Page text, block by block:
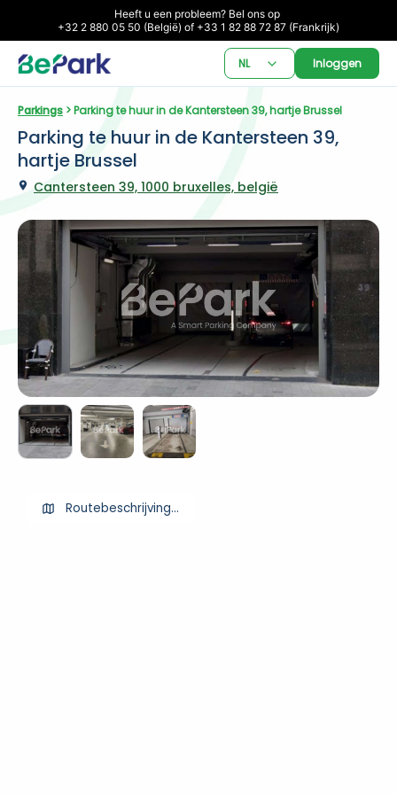
Heeft u een probleem? Bel ons op
+32 2 880 05 50 (België) of +33 1 82 88 72 87 (Frankrijk)
NL Inloggen
Parkings > Parking te huur in de Kantersteen 39, hartje Brussel
Parking te huur in de Kantersteen 39,
hartje Brussel
Cantersteen 39, 1000 bruxelles, belgië
Routebeschrijving ophalen